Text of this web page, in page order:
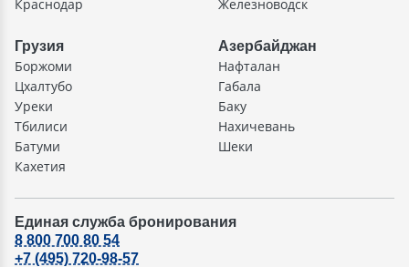
Краснодар
Железноводск
Грузия
Боржоми
Цхалтубо
Уреки
Тбилиси
Батуми
Кахетия
Азербайджан
Нафталан
Габала
Баку
Нахичевань
Шеки
Единая служба бронирования
8 800 700 80 54
+7 (495) 720-98-57